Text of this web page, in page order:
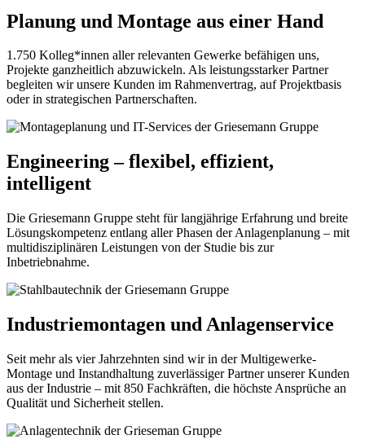
Planung und Montage aus einer Hand
1.750 Kolleg*innen aller relevanten Gewerke befähigen uns,
Projekte ganzheitlich abzuwickeln. Als leistungsstarker Partner
begleiten wir unsere Kunden im Rahmenvertrag, auf Projektbasis
oder in strategischen Partnerschaften.
Engineering – flexibel, effizient,
intelligent
Die Griesemann Gruppe steht für langjährige Erfahrung und breite
Lösungskompetenz entlang aller Phasen der Anlagenplanung – mit
multidisziplinären Leistungen von der Studie bis zur
Inbetriebnahme.
Industriemontagen und Anlagenservice
Seit mehr als vier Jahrzehnten sind wir in der Multigewerke-
Montage und Instandhaltung zuverlässiger Partner unserer Kunden
aus der Industrie – mit 850 Fachkräften, die höchste Ansprüche an
Qualität und Sicherheit stellen.